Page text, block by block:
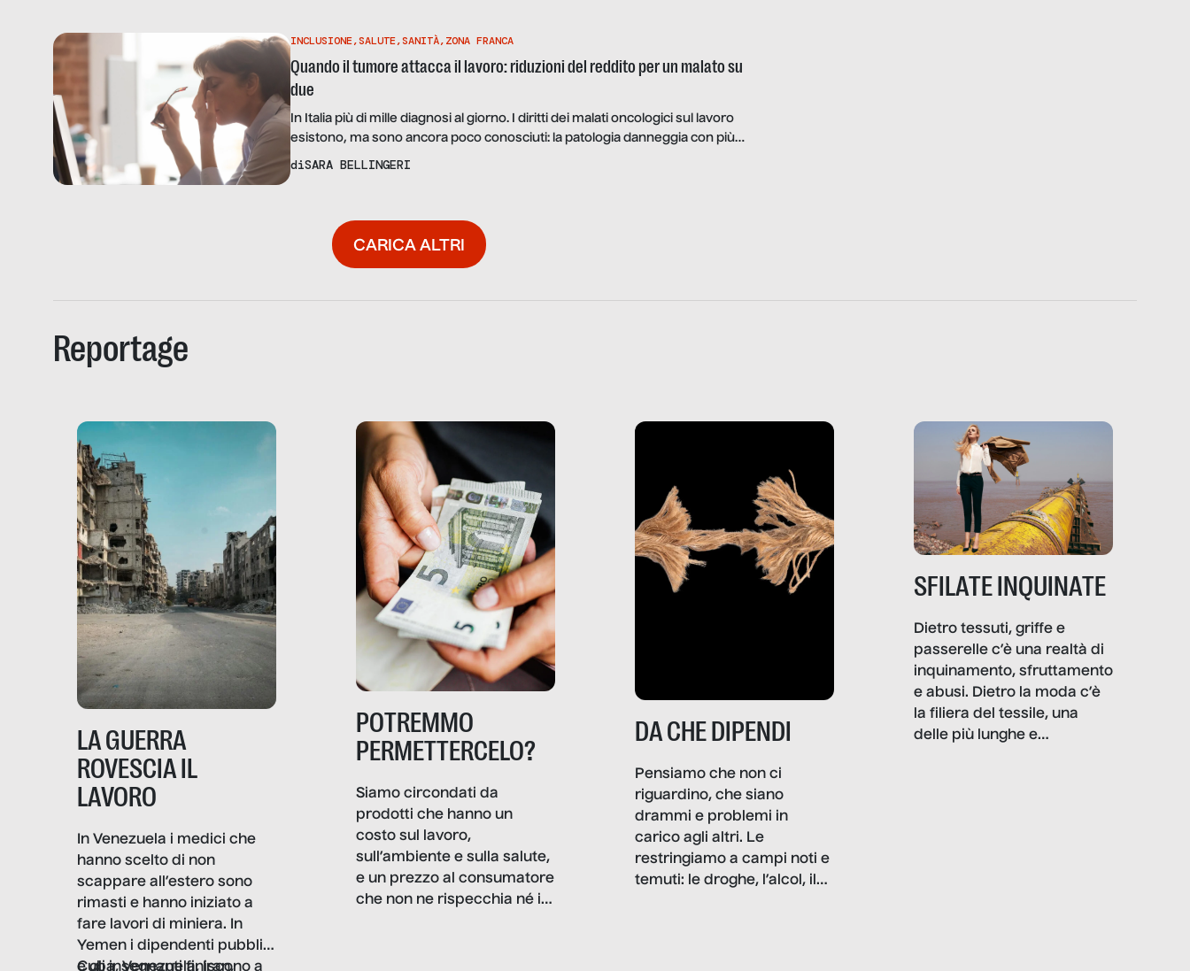
INCLUSIONE,SALUTE,SANITÀ,ZONA FRANCA
Quando il tumore attacca il lavoro: riduzioni del reddito per un malato su
due
In Italia più di mille diagnosi al giorno. I diritti dei malati oncologici sul lavoro
esistono, ma sono ancora poco conosciuti: la patologia danneggia con più
frequenza il rendimento delle categorie di lavoratori fragili. Ne parliamo con
Elisabetta Iannelli, vicepresidente di AIMaC e segretaria generale di FAVO.
diSARA BELLINGERI
CARICA ALTRI
Reportage
LA GUERRA
ROVESCIA IL
LAVORO
In Venezuela i medici che
hanno scelto di non
scappare all’estero sono
rimasti e hanno iniziato a
fare lavori di miniera. In
Yemen i dipendenti pubblici
e gli insegnanti finiscono a
Cuba, Venezuela, Iran,
POTREMMO
PERMETTERCELO?
Siamo circondati da
prodotti che hanno un
costo sul lavoro,
sull’ambiente e sulla salute,
e un prezzo al consumatore
che non ne rispecchia né il
DA CHE DIPENDI
Pensiamo che non ci
riguardino, che siano
drammi e problemi in
carico agli altri. Le
restringiamo a campi noti e
temuti: le droghe, l’alcol, il
SFILATE INQUINATE
Dietro tessuti, griffe e
passerelle c’è una realtà di
inquinamento, sfruttamento
e abusi. Dietro la moda c’è
la filiera del tessile, una
delle più lunghe e